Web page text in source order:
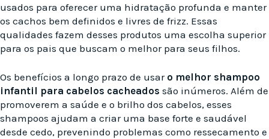
usados para oferecer uma hidratação profunda e manter
os cachos bem definidos e livres de frizz. Essas
qualidades fazem desses produtos uma escolha superior
para os pais que buscam o melhor para seus filhos.
Os benefícios a longo prazo de usar o melhor shampoo
infantil para cabelos cacheados são inúmeros. Além de
promoverem a saúde e o brilho dos cabelos, esses
shampoos ajudam a criar uma base forte e saudável
desde cedo, prevenindo problemas como ressecamento e